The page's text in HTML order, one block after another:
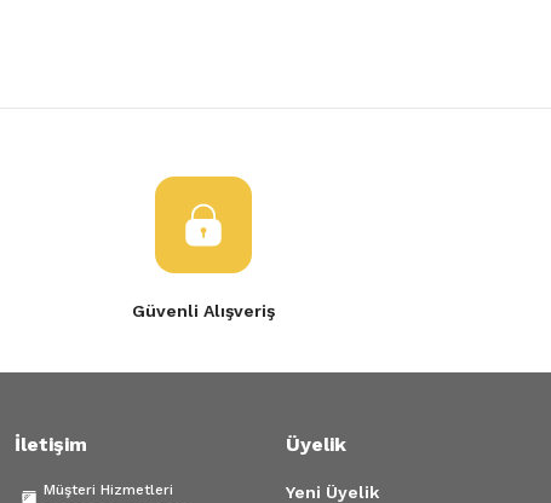
Bu ürüne benzer farklı alternatifler olmalı.
Gönder
Güvenli Alışveriş
İletişim
Müşteri Hizmetleri
Üyelik
Yeni Üyelik